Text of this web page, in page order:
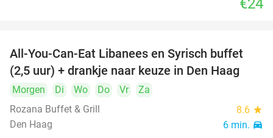
€24
31%
All-You-Can-Eat Libanees en Syrisch buffet
(2,5 uur) + drankje naar keuze in Den Haag
Morgen Di Wo Do Vr
Za
Rozana Buffet & Grill
8.6 star
Den Haag 6 min. directions_car